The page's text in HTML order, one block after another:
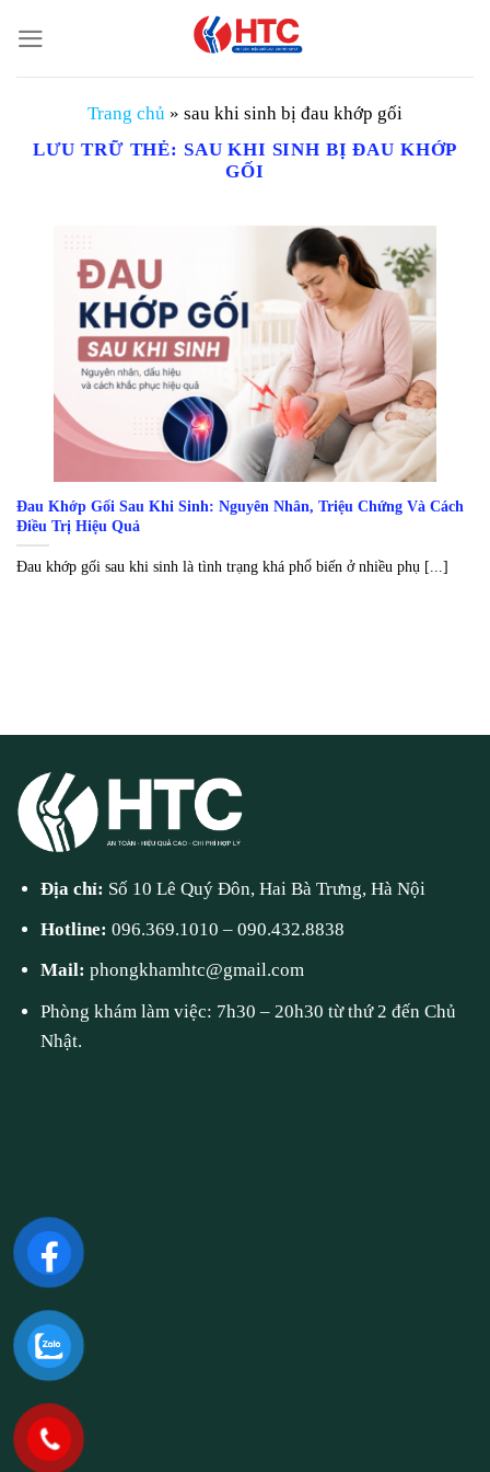
đến
nội
Trang chủ » sau khi sinh bị đau khớp gối
LƯU TRỮ THẺ: SAU KHI SINH BỊ ĐAU KHỚP
GỐI
Đau Khớp Gối Sau Khi Sinh: Nguyên Nhân, Triệu Chứng Và Cách
Điều Trị Hiệu Quả
Đau khớp gối sau khi sinh là tình trạng khá phổ biến ở nhiều phụ [...]
Địa chỉ: Số 10 Lê Quý Đôn, Hai Bà Trưng, Hà Nội
Hotline:096.369.1010 –090.432.8838
Mail:phongkhamhtc@gmail.com
Phòng khám làm việc: 7h30 – 20h30 từ thứ 2 đến Chủ
Nhật.